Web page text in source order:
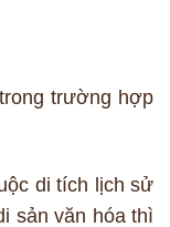
trường hợp
di tích lịch sử
sản văn hóa thì